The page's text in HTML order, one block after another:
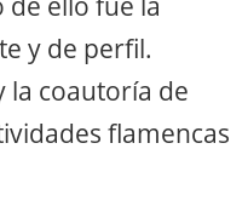
y de perfil.
la coautoría de
flamencas